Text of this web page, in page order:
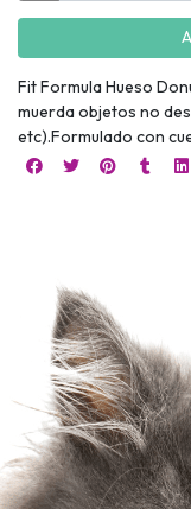
Fit Formula Hueso
muerda objetos no
etc).Formulado con